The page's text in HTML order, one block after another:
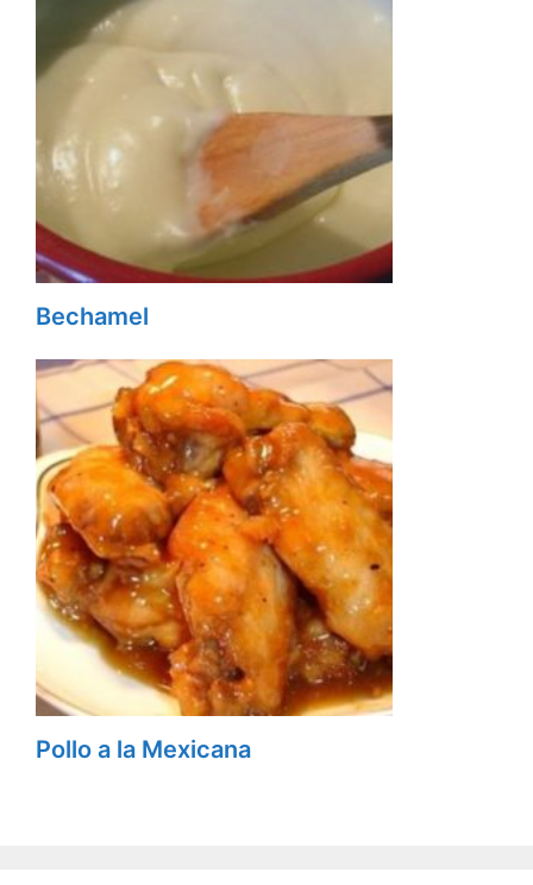
Bechamel
Pollo a la Mexicana